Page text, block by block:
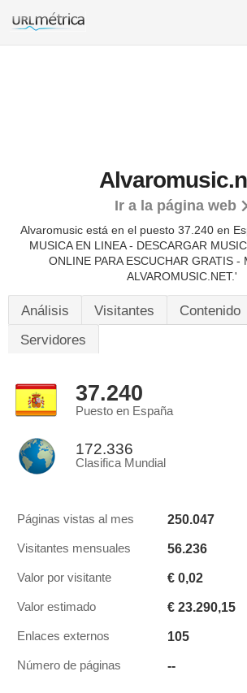
Ir a la página web
Alvaromusic está en el puesto 37.240 en
MUSICA EN LINEA - DESCARGAR
ONLINE PARA ESCUCHAR GRATIS -
ALVAROMUSIC.NET.'
Análisis Visitantes Contenido
Servidores
37.240
Puesto en España
172.336
Clasifica Mundial
Páginas vistas al mes 250.047
Visitantes mensuales 56.236
Valor por visitante € 0,02
Valor estimado € 23.290,15
Enlaces externos 105
Número de páginas --